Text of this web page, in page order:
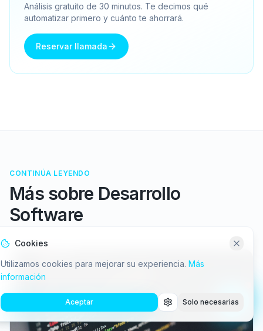
Análisis gratuito de 30 minutos. Te decimos qué
automatizar primero y cuánto te ahorrará.
Reservar llamada
CONTINÚA LEYENDO
Más sobre Desarrollo
Software
Cookies
Utilizamos cookies para mejorar su experiencia. Más
información
Aceptar Solo necesarias